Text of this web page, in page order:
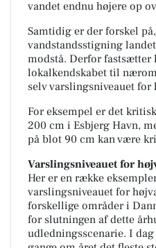
vandet endnu højere op
Samtidig er der forskel
vandstandsstigning
modstå. Derfor fastsætter
lokalkendskabet til
selv varslingsniveauet for
For eksempel er det
200 cm i Esbjerg Havn,
på blot 90 cm kan være
Varslingsniveauet for
Her er en række
varslingsniveauet for
forskellige områder i
for slutningen af dette
udledningsscenarie. I